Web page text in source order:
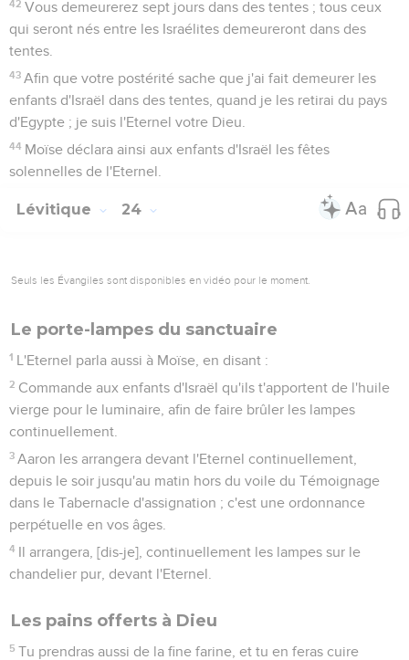
42 Vous demeurerez sept jours dans des tentes ; tous ceux
qui seront nés entre les Israélites demeureront dans des
tentes.
43 Afin que votre postérité sache que j'ai fait demeurer les
enfants d'Israël dans des tentes, quand je les retirai du pays
d'Egypte ; je suis l'Eternel votre Dieu.
44 Moïse déclara ainsi aux enfants d'Israël les fêtes
solennelles de l'Eternel.
Lévitique 24
Seuls les Évangiles sont disponibles en vidéo pour le moment.
Le porte-lampes du sanctuaire
1 L'Eternel parla aussi à Moïse, en disant :
2 Commande aux enfants d'Israël qu'ils t'apportent de l'huile
vierge pour le luminaire, afin de faire brûler les lampes
continuellement.
3 Aaron les arrangera devant l'Eternel continuellement,
depuis le soir jusqu'au matin hors du voile du Témoignage
dans le Tabernacle d'assignation ; c'est une ordonnance
perpétuelle en vos âges.
4 Il arrangera, [dis-je], continuellement les lampes sur le
chandelier pur, devant l'Eternel.
Les pains offerts à Dieu
5 Tu prendras aussi de la fine farine, et tu en feras cuire